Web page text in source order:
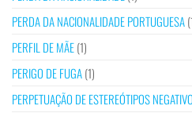
PERDA DA NACIONALIDADE PORTUGUESA
PERFIL DE MÃE(1)
PERIGO DE FUGA(1)
PERPETUAÇÃO DE ESTEREÓTIPOS